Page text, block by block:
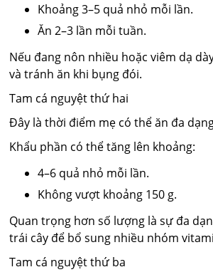
Khoảng 3–5 quả nhỏ mỗi lần.
Ăn 2–3 lần mỗi tuần.
Nếu đang nôn nhiều hoặc viêm dạ
và tránh ăn khi bụng đói.
Tam cá nguyệt thứ hai
Đây là thời điểm mẹ có thể ăn đa
Khẩu phần có thể tăng lên khoảng:
4–6 quả nhỏ mỗi lần.
Không vượt khoảng 150 g.
Quan trọng hơn số lượng là sự đa
trái cây để bổ sung nhiều nhóm
Tam cá nguyệt thứ ba